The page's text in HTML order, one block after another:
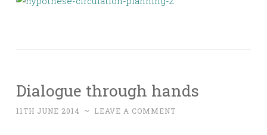
Dialogue through hands
11TH JUNE 2014 ~ LEAVE A COMMENT